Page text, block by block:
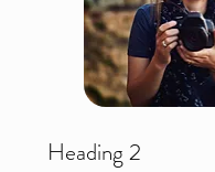
Heading 2